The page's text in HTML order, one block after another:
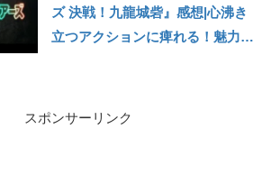
ズ 決戦！九龍城砦』感想|心沸き
立つアクションに痺れる！魅力あ
スポンサーリンク